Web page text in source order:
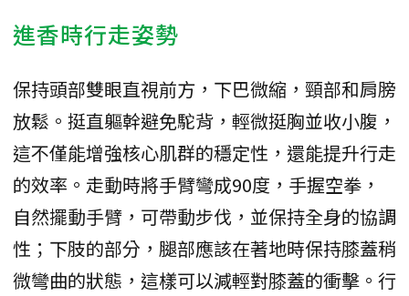
進香時行走姿勢
保持頭部雙眼直視前方，下巴微縮，頸部和肩膀
放鬆。挺直軀幹避免駝背，輕微挺胸並收小腹，
這不僅能增強核心肌群的穩定性，還能提升行走
的效率。走動時將手臂彎成90度，手握空拳，
自然擺動手臂，可帶動步伐，並保持全身的協調
性；下肢的部分，腿部應該在著地時保持膝蓋稍
微彎曲的狀態，這樣可以減輕對膝蓋的衝擊。行